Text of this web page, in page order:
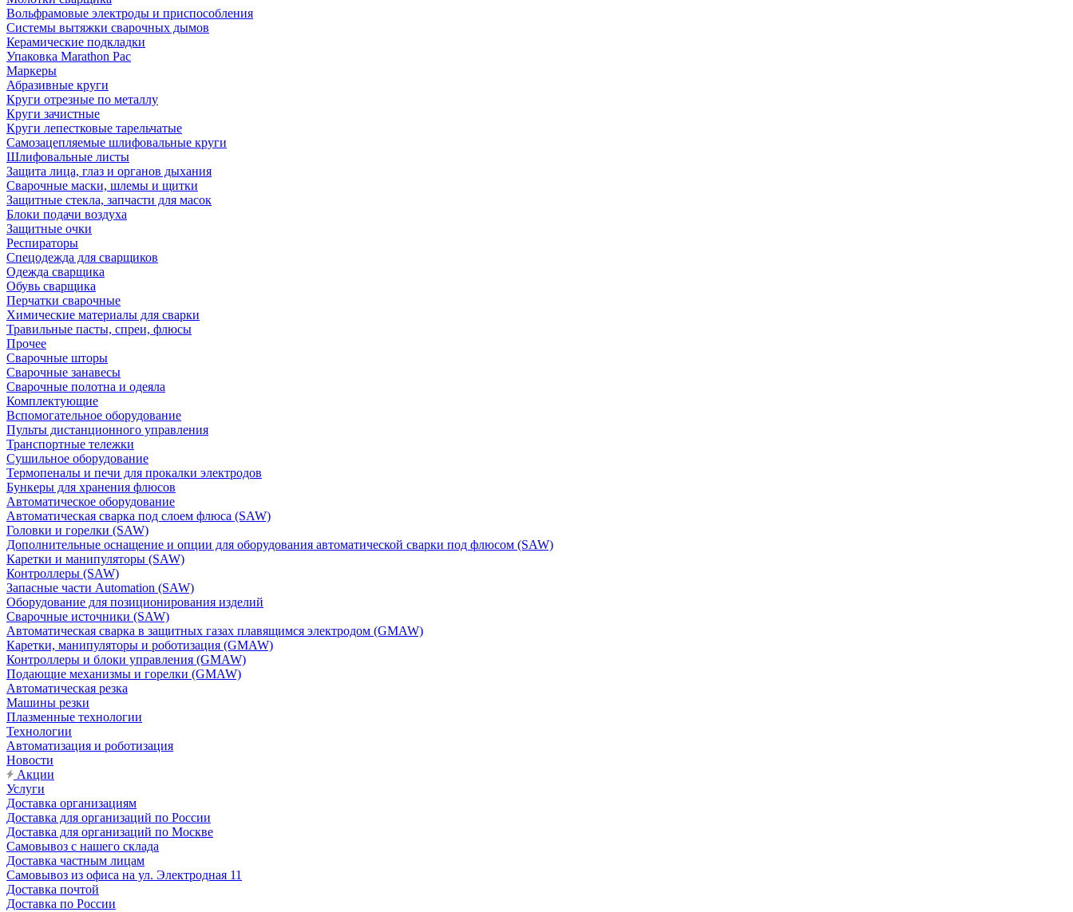
Вольфрамовые электроды и приспособления
Системы вытяжки сварочных дымов
Керамические подкладки
Упаковка Marathon Pac
Маркеры
Абразивные круги
Круги отрезные по металлу
Круги зачистные
Круги лепестковые тарельчатые
Самозацепляемые шлифовальные круги
Шлифовальные листы
Защита лица, глаз и органов дыхания
Сварочные маски, шлемы и щитки
Защитные стекла, запчасти для масок
Блоки подачи воздуха
Защитные очки
Респираторы
Спецодежда для сварщиков
Одежда сварщика
Обувь сварщика
Перчатки сварочные
Химические материалы для сварки
Травильные пасты, спреи, флюсы
Прочее
Сварочные шторы
Сварочные занавесы
Сварочные полотна и одеяла
Комплектующие
Вспомогательное оборудование
Пульты дистанционного управления
Транспортные тележки
Сушильное оборудование
Термопеналы и печи для прокалки электродов
Бункеры для хранения флюсов
Автоматическое оборудование
Автоматическая сварка под слоем флюса (SAW)
Головки и горелки (SAW)
Дополнительные оснащение и опции для оборудования автоматической сварки под флюсом (SAW)
Каретки и манипуляторы (SAW)
Контроллеры (SAW)
Запасные части Automation (SAW)
Оборудование для позиционирования изделий
Сварочные источники (SAW)
Автоматическая сварка в защитных газах плавящимся электродом (GMAW)
Каретки, манипуляторы и роботизация (GMAW)
Контроллеры и блоки управления (GMAW)
Подающие механизмы и горелки (GMAW)
Автоматическая резка
Машины резки
Плазменные технологии
Технологии
Автоматизация и роботизация
Новости
Акции
Услуги
Доставка организациям
Доставка для организаций по России
Доставка для организаций по Москве
Самовывоз с нашего склада
Доставка частным лицам
Самовывоз из офиса на ул. Электродная 11
Доставка почтой
Доставка по России